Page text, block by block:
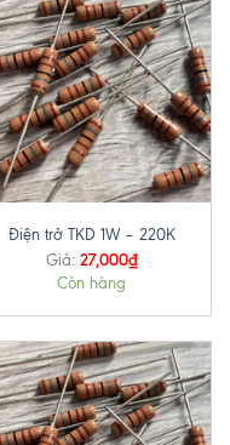
Điện trở TKD 1W – 220K
Giá: 27,000₫
Còn hàng